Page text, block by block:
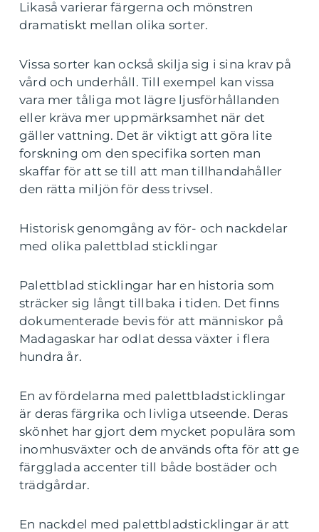
Likaså varierar färgerna och mönstren
dramatiskt mellan olika sorter.
Vissa sorter kan också skilja sig i sina krav på
vård och underhåll. Till exempel kan vissa
vara mer tåliga mot lägre ljusförhållanden
eller kräva mer uppmärksamhet när det
gäller vattning. Det är viktigt att göra lite
forskning om den specifika sorten man
skaffar för att se till att man tillhandahåller
den rätta miljön för dess trivsel.
Historisk genomgång av för- och nackdelar
med olika palettblad sticklingar
Palettblad sticklingar har en historia som
sträcker sig långt tillbaka i tiden. Det finns
dokumenterade bevis för att människor på
Madagaskar har odlat dessa växter i flera
hundra år.
En av fördelarna med palettbladsticklingar
är deras färgrika och livliga utseende. Deras
skönhet har gjort dem mycket populära som
inomhusväxter och de används ofta för att ge
färgglada accenter till både bostäder och
trädgårdar.
En nackdel med palettbladsticklingar är att